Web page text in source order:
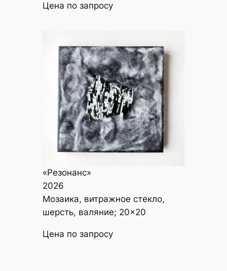
Цена по запросу
«Резонанс»
2026
Мозаика, витражное стекло,
шерсть, валяние; 20×20
Цена по запросу